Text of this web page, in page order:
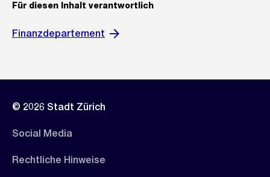
Für diesen Inhalt verantwortlich
Finanzdepartement
© 2026 Stadt Zürich
Social Media
Rechtliche Hinweise